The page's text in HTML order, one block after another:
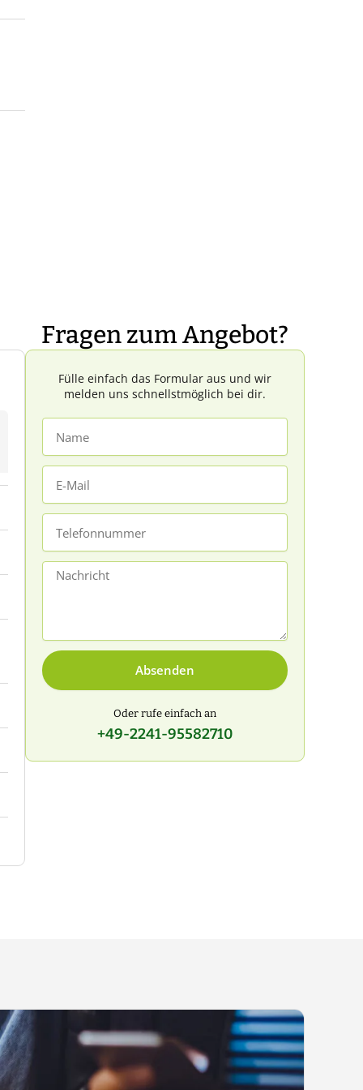
Fragen zum Angebot?
Fülle einfach das Formular aus und wir
melden uns schnellstmöglich bei dir.
Mail
Nachricht
Absenden
Oder rufe einfach an
+49-2241-95582710